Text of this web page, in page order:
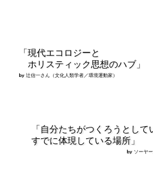
「現代エコロジーと
ホリスティック思想のハブ」
by 辻信一さん（文化人類学者／環境運動家）
「自分たちがつくろうとして
すでに体現している場所」
by ソーヤー